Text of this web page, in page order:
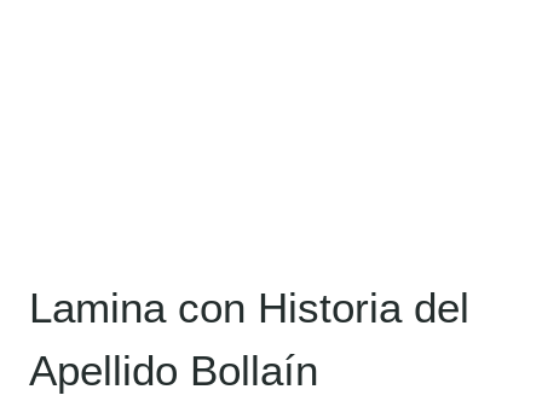
Lamina con Historia del
Apellido Bollaín